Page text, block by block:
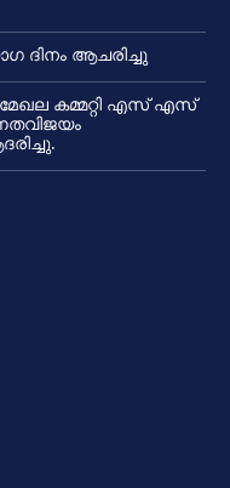
ദിനം ആചരിച്ചു
കമ്മറ്റി എസ് എസ്